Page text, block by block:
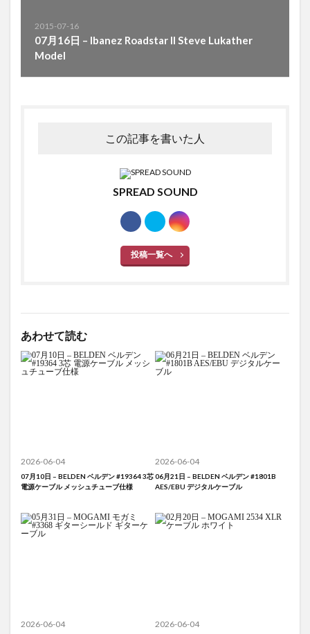
2015-07-16
07月16日 – Ibanez Roadstar II Steve Lukather
Model
この記事を書いた人
SPREAD SOUND
投稿一覧へ
あわせて読む
2026-06-04
07月10日 – BELDEN ベルデン #19364 3芯
電源ケーブル メッシュチューブ仕様
2026-06-04
06月21日 – BELDEN ベルデン #1801B
AES/EBU デジタルケーブル
2026-06-04 2026-06-04